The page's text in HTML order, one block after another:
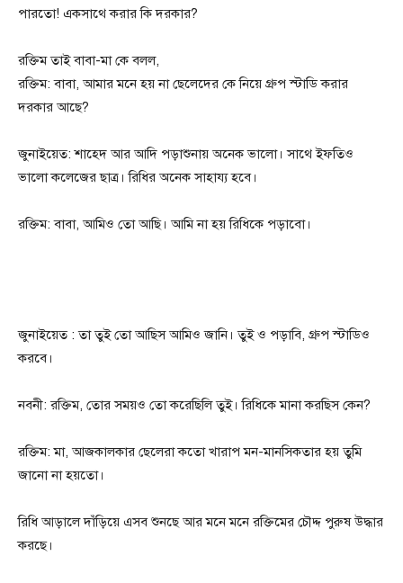
পারতো! একসাথে করার কি দরকার?
রক্তিম তাই বাবা-মা কে বলল,
রক্তিম: বাবা, আমার মনে হয় না ছেলেদের কে নিয়ে গ্রুপ স্টাডি করার
দরকার আছে?
জুনাইয়েত: শাহেদ আর আদি পড়াশুনায় অনেক ভালো। সাথে ইফতিও
ভালো কলেজের ছাত্র। রিধির অনেক সাহায্য হবে।
রক্তিম: বাবা, আমিও তো আছি। আমি না হয় রিধিকে পড়াবো।
জুনাইয়েত : তা তুই তো আছিস আমিও জানি। তুই ও পড়াবি, গ্রুপ স্টাডিও
করবে।
নবনী: রক্তিম, তোর সময়ও তো করেছিলি তুই। রিধিকে মানা করছিস কেন?
রক্তিম: মা, আজকালকার ছেলেরা কতো খারাপ মন-মানসিকতার হয় তুমি
জানো না হয়তো।
রিধি আড়ালে দাঁড়িয়ে এসব শুনছে আর মনে মনে রক্তিমের চৌদ্দ পুরুষ উদ্ধার
করছে।